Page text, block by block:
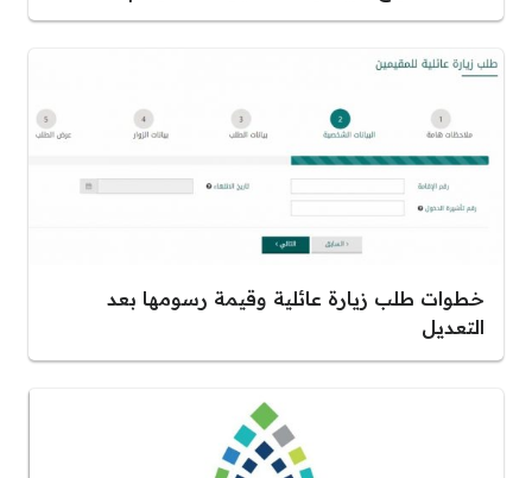
خطوات طلب زيارة عائلية وقيمة رسومها بعد
التعديل